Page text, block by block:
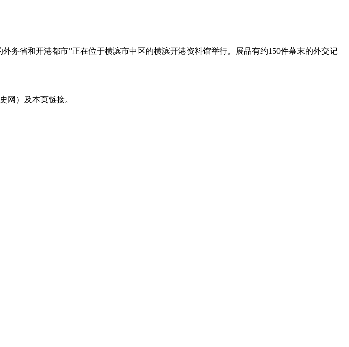
务省和开港都市”正在位于横滨市中区的横滨开港资料馆举行。展品有约150件幕末的外交记
网）及本页链接。